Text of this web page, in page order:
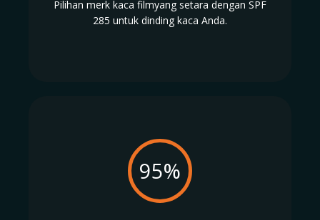
Pilihan merk kaca filmyang setara dengan SPF
285 untuk dinding kaca Anda.
95%